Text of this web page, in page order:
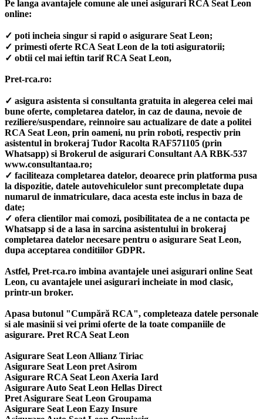
Pe langa avantajele comune ale unei asigurari RCA Seat Leon
online:
✓ poti incheia singur si rapid o asigurare Seat Leon;
✓ primesti oferte RCA Seat Leon de la toti asiguratorii;
✓ obtii cel mai ieftin tarif RCA Seat Leon,
Pret-rca.ro:
✓ asigura asistenta si consultanta gratuita in alegerea celei mai
bune oferte, completarea datelor, in caz de dauna, nevoie de
reziliere/suspendare, reinnoire sau actualizare de date a politei
RCA Seat Leon, prin oameni, nu prin roboti, respectiv prin
asistentul in brokeraj Tudor Racolta RAF571105 (prin
Whatsapp) si Brokerul de asigurari Consultant AA RBK-537
www.consultantaa.ro;
✓ faciliteaza completarea datelor, deoarece prin platforma pusa
la dispozitie, datele autovehiculelor sunt precompletate dupa
numarul de inmatriculare, daca acesta este inclus in baza de
date;
✓ ofera clientilor mai comozi, posibilitatea de a ne contacta pe
Whatsapp si de a lasa in sarcina asistentului in brokeraj
completarea datelor necesare pentru o asigurare Seat Leon,
dupa acceptarea conditiilor GDPR.
Astfel, Pret-rca.ro imbina avantajele unei asigurari online Seat
Leon, cu avantajele unei asigurari incheiate in mod clasic,
printr-un broker.
Apasa butonul "Cumpără RCA", completeaza datele personale
si ale masinii si vei primi oferte de la toate companiile de
asigurare. Pret RCA Seat Leon
Asigurare Seat Leon Allianz Tiriac
Asigurare Seat Leon pret Asirom
Asigurare RCA Seat Leon Axeria Iard
Asigurare Auto Seat Leon Hellas Direct
Pret Asigurare Seat Leon Groupama
Asigurare Seat Leon Eazy Insure